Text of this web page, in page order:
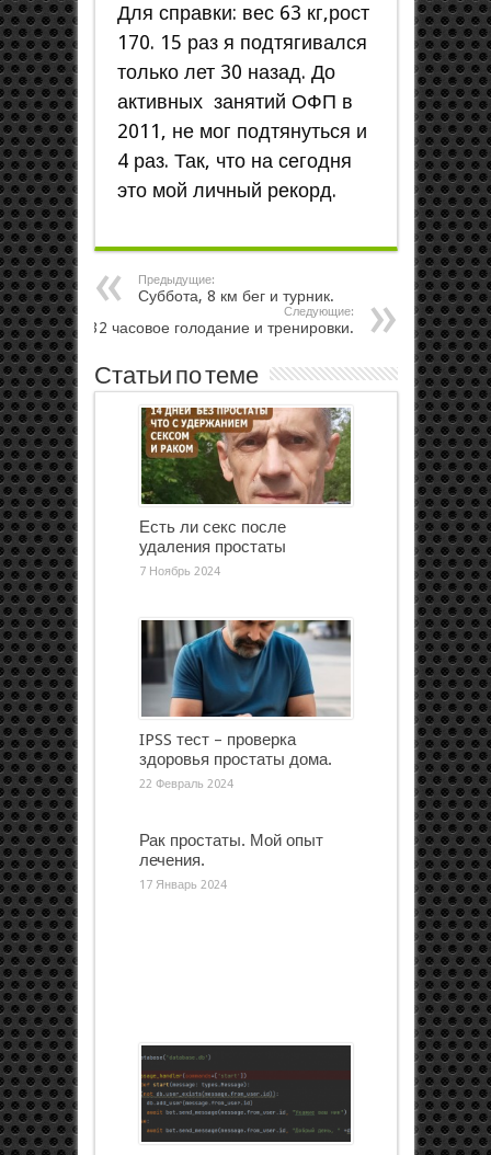
Для справки: вес 63 кг,рост
170. 15 раз я подтягивался
только лет 30 назад. До
активных занятий ОФП в
2011, не мог подтянуться и
4 раз. Так, что на сегодня
это мой личный рекорд.
Предыдущие:
Суббота, 8 км бег и турник.
Следующие:
32 часовое голодание и тренировки.
Статьи по теме
Есть ли секс после
удаления простаты
7 Ноябрь 2024
IPSS тест – проверка
здоровья простаты дома.
22 Февраль 2024
Рак простаты. Мой опыт
лечения.
17 Январь 2024